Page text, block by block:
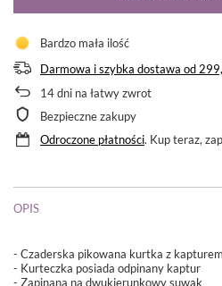
Bardzo mała ilość
Darmowa i szybka dostawa od
14dni na łatwy zwrot
Bezpieczne zakupy
Odroczone płatności. Kup teraz,
OPIS
- Czaderska pikowana kurtka z kapturem
- Kurteczka posiada odpinany kaptur
- Zapinana na dwukierunkowy suwak